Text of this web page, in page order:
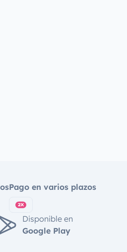
Pago en varios plazos
Disponible en
Google Play